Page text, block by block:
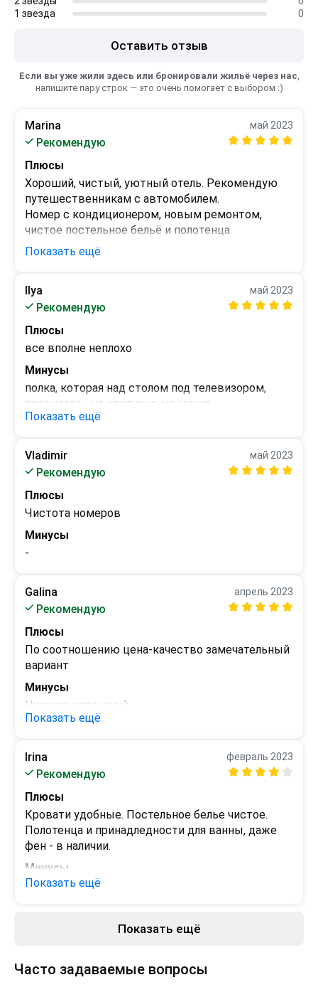
1 звезда
0
Оставить отзыв
Если вы уже жили здесь или бронировали жильё через нас,
напишите пару строк — это очень помогает с выбором :)
Marina
Рекомендую
май 2023
Плюсы
Хороший, чистый, уютный отель. Рекомендую
путешественникам с автомобилем.
Номер с кондиционером, новым ремонтом,
чистое постельное бельё и полотенца
Минусы
Показать ещё
Ilya
Рекомендую
май 2023
Плюсы
все вполне неплохо
Минусы
полка, которая над столом под телевизором,
провисала - не критично, но минус
Показать ещё
Vladimir
Рекомендую
май 2023
Плюсы
Чистота номеров
Минусы
-
Galina
Рекомендую
апрель 2023
Плюсы
По соотношению цена-качество замечательный
вариант
Минусы
Никаких нареканий
Показать ещё
Irina
Рекомендую
февраль 2023
Плюсы
Кровати удобные. Постельное белье чистое.
Полотенца и принадледности для ванны, даже
фен - в наличии.
Минусы
Мусор в течение 3х дней из номера не
Показать ещё
Показать ещё
Часто задаваемые вопросы